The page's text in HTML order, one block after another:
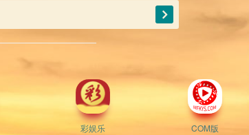
彩娱乐 COM版